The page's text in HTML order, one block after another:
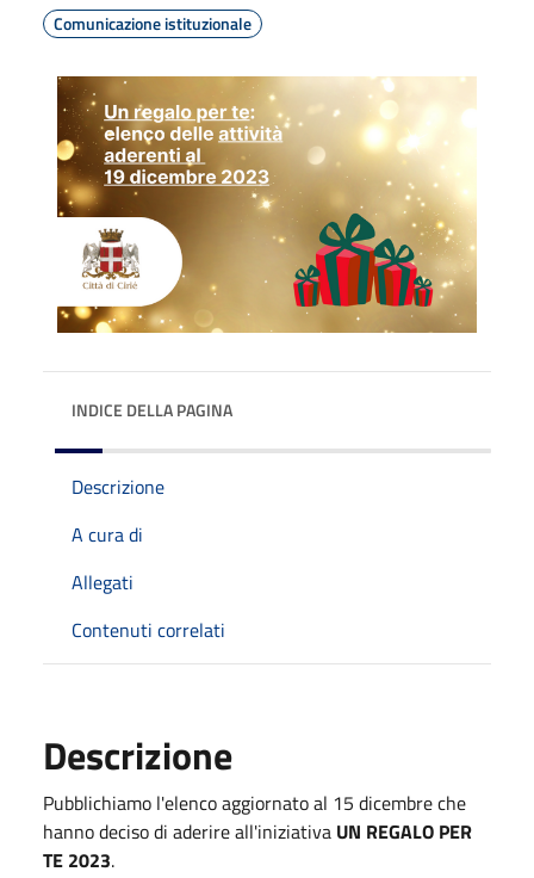
Comunicazione istituzionale
INDICE DELLA PAGINA
Descrizione
A cura di
Allegati
Contenuti correlati
Descrizione
Pubblichiamo l'elenco aggiornato al 15 dicembre che
hanno deciso di aderire all'iniziativa UN REGALO PER
TE 2023.